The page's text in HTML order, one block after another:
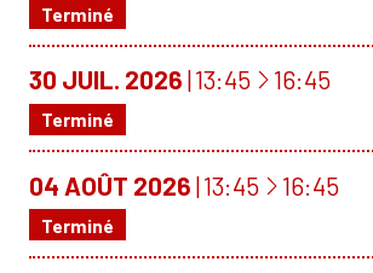
Terminé
30 JUIL. 2026 13:45 À16:45
Terminé
04 AOÛT 2026 13:45 À16:45
Terminé